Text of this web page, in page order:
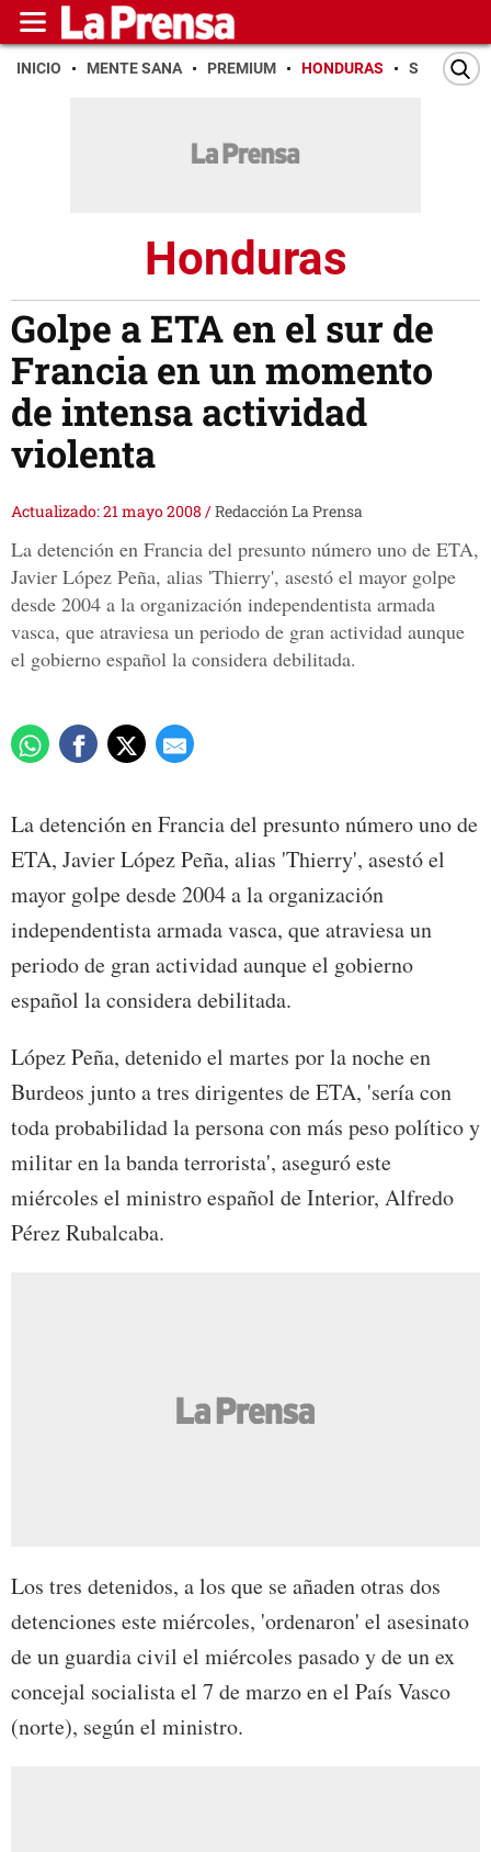
INICIO MENTE SANA PREMIUM HONDURAS SAN PEDRO
Honduras
Golpe a ETA en el sur de
Francia en un momento
de intensa actividad
violenta
Actualizado: 21 mayo 2008 /Redacción La Prensa
La detención en Francia del presunto número uno de ETA,
Javier López Peña, alias 'Thierry', asestó el mayor golpe
desde 2004 a la organización independentista armada
vasca, que atraviesa un periodo de gran actividad aunque
el gobierno español la considera debilitada.
La detención en Francia del presunto número uno de
ETA, Javier López Peña, alias 'Thierry', asestó el
mayor golpe desde 2004 a la organización
independentista armada vasca, que atraviesa un
periodo de gran actividad aunque el gobierno
español la considera debilitada.
López Peña, detenido el martes por la noche en
Burdeos junto a tres dirigentes de ETA, 'sería con
toda probabilidad la persona con más peso político y
militar en la banda terrorista', aseguró este
miércoles el ministro español de Interior, Alfredo
Pérez Rubalcaba.
Los tres detenidos, a los que se añaden otras dos
detenciones este miércoles, 'ordenaron' el asesinato
de un guardia civil el miércoles pasado y de un ex
concejal socialista el 7 de marzo en el País Vasco
(norte), según el ministro.